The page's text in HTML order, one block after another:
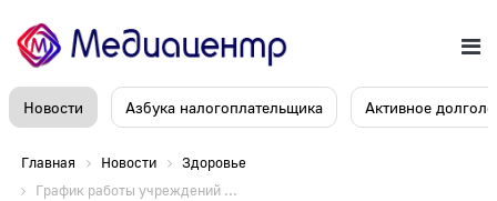
Новости Азбука налогоплательщика Активное
Главная Новости
Здоровье
График работы учреждений ...